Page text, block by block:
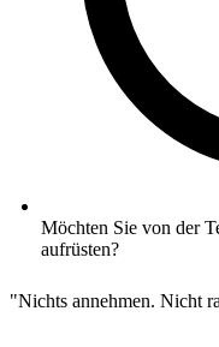
Möchten Sie von der
aufrüsten?
"Nichts annehmen. Nicht